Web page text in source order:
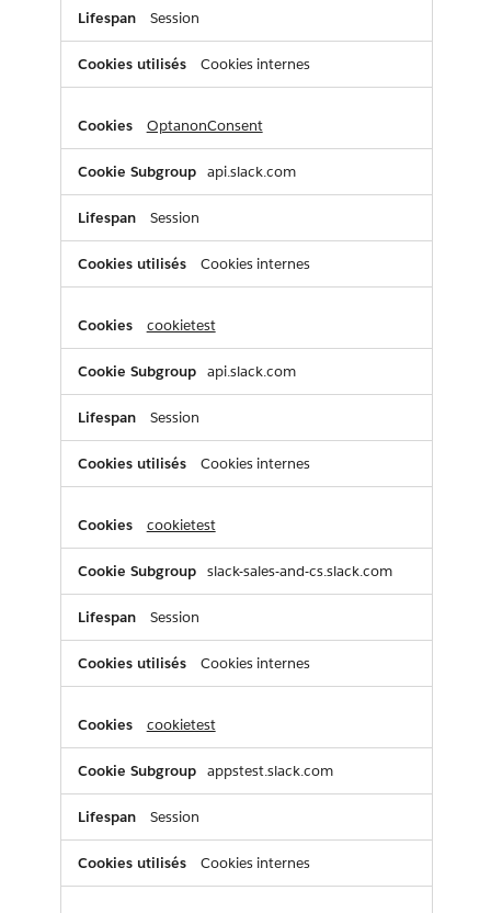
Session
Cookies internes
OptanonConsent
api.slack.com
Session
Cookies internes
cookietest
api.slack.com
Session
Cookies internes
cookietest
slack-sales-and-cs.slack.com
Session
Cookies internes
cookietest
appstest.slack.com
Session
Cookies internes